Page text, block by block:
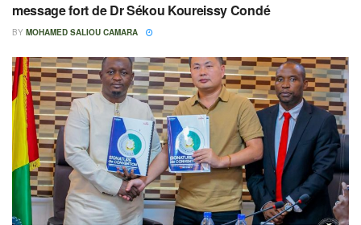
message fort de Dr Sékou Koureissy Condé
BY MOHAMED SALIOU CAMARA